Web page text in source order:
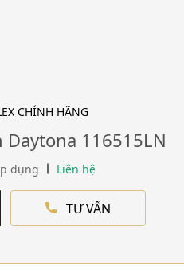
CHÍNH HÃNG
Daytona 116515LN
dụng Liên hệ
TƯ VẤN